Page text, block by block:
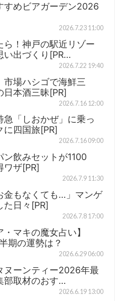
すめビアガーデン2026
2026.7.23 11:00
ら！神戸の駅近リゾー
い出づくり[PR…
2026.7.22 19:40
市場ハシゴで海鮮三
日本酒三昧[PR]
2026.7.16 12:00
急「しおかぜ」に乗っ
に四国旅[PR]
2026.7.16 09:00
ン飲みセットが1100
ワザ[PR]
2026.7.9 11:30
金もなくても…」マンゲ
た日々[PR]
2026.7.8 17:00
・マキの魔女占い】
期の運勢は？
2026.6.29 06:00
ヌーンティー2026年最
部取材のおす…
2026.6.19 13:00